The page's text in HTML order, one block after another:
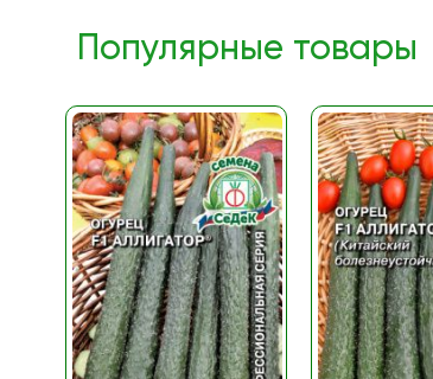
Популярные товары